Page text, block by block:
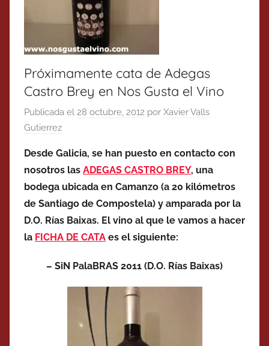
Próximamente cata de Adegas
Castro Brey en Nos Gusta el Vino
Publicada el 28 octubre, 2012 por Xavier Valls
Gutierrez
Desde Galicia, se han puesto en contacto con
nosotros las ADEGAS CASTRO BREY, una
bodega ubicada en Camanzo (a 20 kilómetros
de Santiago de Compostela) y amparada por la
D.O. Rías Baixas. El vino al que le vamos a hacer
la FICHA DE CATA es el siguiente:
– SiN PalaBRAS 2011 (D.O. Rías Baixas)